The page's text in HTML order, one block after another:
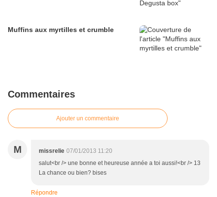
Muffins aux myrtilles et crumble
Commentaires
Ajouter un commentaire
M missrelie 07/01/2013 11:20
salut<br /> une bonne et heureuse année a toi aussi!<br /> 13
La chance ou bien? bises
Répondre